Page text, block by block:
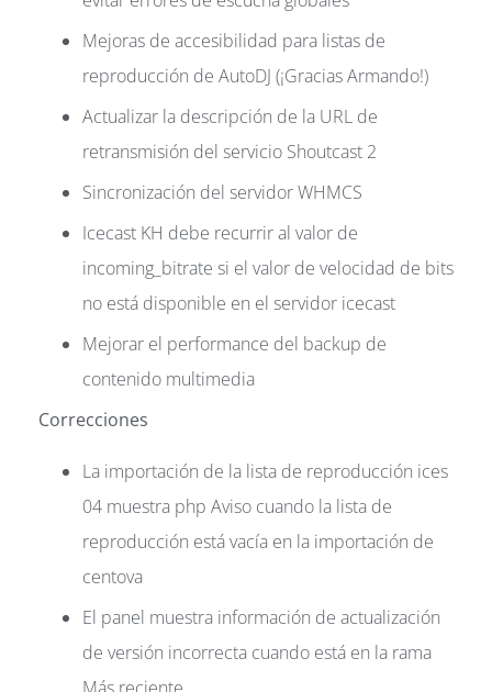
Mejoras de accesibilidad para listas de
reproducción de AutoDJ (¡Gracias Armando!)
Actualizar la descripción de la URL de
retransmisión del servicio Shoutcast 2
Sincronización del servidor WHMCS
Icecast KH debe recurrir al valor de
incoming_bitrate si el valor de velocidad de bits
no está disponible en el servidor icecast
Mejorar el performance del backup de
contenido multimedia
Correcciones
La importación de la lista de reproducción ices
04 muestra php Aviso cuando la lista de
reproducción está vacía en la importación de
centova
El panel muestra información de actualización
de versión incorrecta cuando está en la rama
Más reciente